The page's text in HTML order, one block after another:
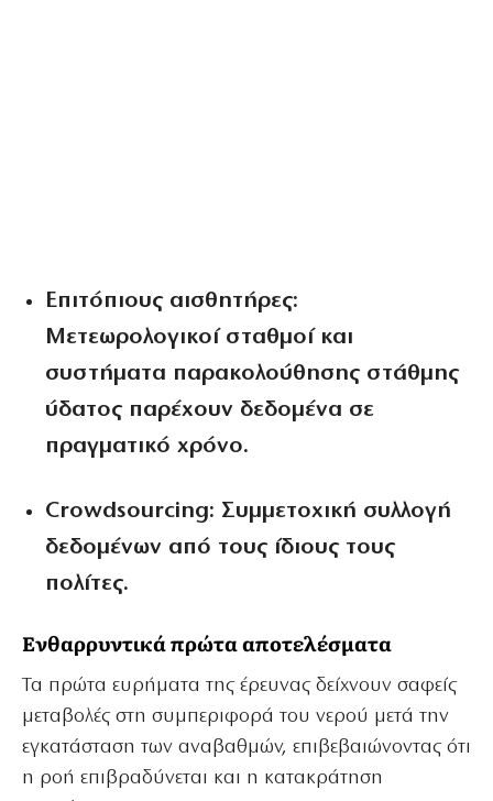
Επιτόπιους αισθητήρες:
Μετεωρολογικοί σταθμοί και
συστήματα παρακολούθησης στάθμης
ύδατος παρέχουν δεδομένα σε
πραγματικό χρόνο.
Crowdsourcing: Συμμετοχική συλλογή
δεδομένων από τους ίδιους τους
πολίτες.
Ενθαρρυντικά πρώτα αποτελέσματα
Τα πρώτα ευρήματα της έρευνας δείχνουν σαφείς
μεταβολές στη συμπεριφορά του νερού μετά την
εγκατάσταση των αναβαθμών, επιβεβαιώνοντας ότι
η ροή επιβραδύνεται και η κατακράτηση